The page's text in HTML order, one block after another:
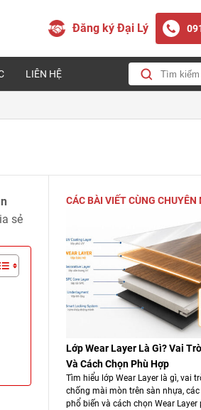
Đăng ký Đại Lý
LIÊN HỆ
sẻ
CÁC BÀI VIẾT CÙNG CHUYÊN
Lớp Wear Layer Là Gì? Vai
Và Cách Chọn Phù Hợp
Tìm hiểu lớp Wear Layer là gì, vai
chống mài mòn trên sàn nhựa,
phổ biến và cách chọn Wear Layer